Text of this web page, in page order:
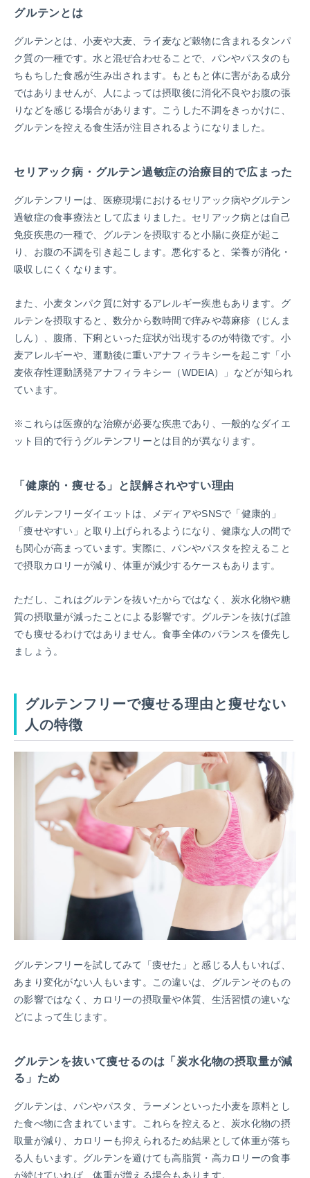
グルテンとは
グルテンとは、小麦や大麦、ライ麦など穀物に含まれるタンパ
ク質の一種です。水と混ぜ合わせることで、パンやパスタのも
ちもちした食感が生み出されます。もともと体に害がある成分
ではありませんが、人によっては摂取後に消化不良やお腹の張
りなどを感じる場合があります。こうした不調をきっかけに、
グルテンを控える食生活が注目されるようになりました。
セリアック病・グルテン過敏症の治療目的で広まった
グルテンフリーは、医療現場におけるセリアック病やグルテン
過敏症の食事療法として広まりました。セリアック病とは自己
免疫疾患の一種で、グルテンを摂取すると小腸に炎症が起こ
り、お腹の不調を引き起こします。悪化すると、栄養が消化・
吸収しにくくなります。
また、小麦タンパク質に対するアレルギー疾患もあります。グ
ルテンを摂取すると、数分から数時間で痒みや蕁麻疹（じんま
しん）、腹痛、下痢といった症状が出現するのが特徴です。小
麦アレルギーや、運動後に重いアナフィラキシーを起こす「小
麦依存性運動誘発アナフィラキシー（WDEIA）」などが知られ
ています。
※これらは医療的な治療が必要な疾患であり、一般的なダイエ
ット目的で行うグルテンフリーとは目的が異なります。
「健康的・痩せる」と誤解されやすい理由
グルテンフリーダイエットは、メディアやSNSで「健康的」
「痩せやすい」と取り上げられるようになり、健康な人の間で
も関心が高まっています。実際に、パンやパスタを控えること
で摂取カロリーが減り、体重が減少するケースもあります。
ただし、これはグルテンを抜いたからではなく、炭水化物や糖
質の摂取量が減ったことによる影響です。グルテンを抜けば誰
でも痩せるわけではありません。食事全体のバランスを優先し
ましょう。
グルテンフリーで痩せる理由と痩せない
人の特徴
グルテンフリーを試してみて「痩せた」と感じる人もいれば、
あまり変化がない人もいます。この違いは、グルテンそのもの
の影響ではなく、カロリーの摂取量や体質、生活習慣の違いな
どによって生じます。
グルテンを抜いて痩せるのは「炭水化物の摂取量が減
る」ため
グルテンは、パンやパスタ、ラーメンといった小麦を原料とし
た食べ物に含まれています。これらを控えると、炭水化物の摂
取量が減り、カロリーも抑えられるため結果として体重が落ち
る人もいます。グルテンを避けても高脂質・高カロリーの食事
が続けていれば、体重が増える場合もあります。